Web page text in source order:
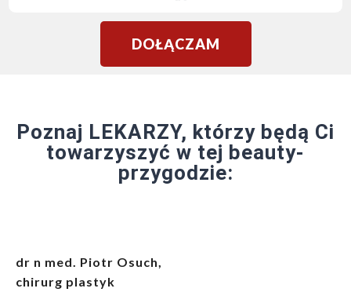
DOŁĄCZAM
Poznaj LEKARZY, którzy będą Ci
towarzyszyć w tej beauty-
przygodzie:
dr n med. Piotr Osuch,
chirurg plastyk